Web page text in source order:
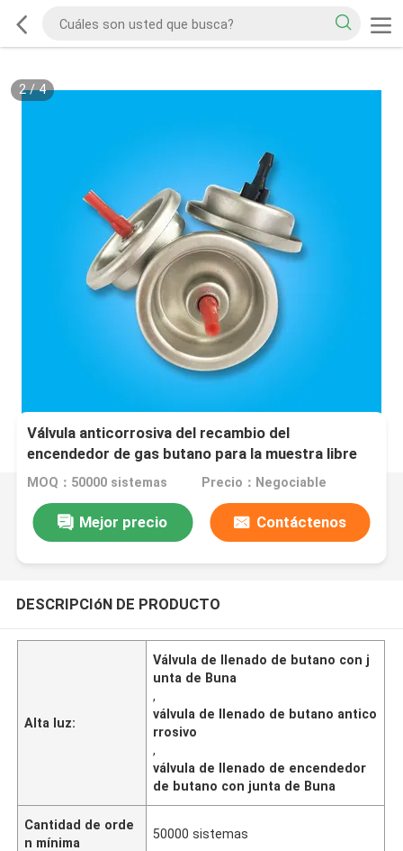
2/4
Válvula anticorrosiva del recambio del
encendedor de gas butano para la muestra libre
de los propósitos industriales
MOQ：50000 sistemas Precio：Negociable
Mejor precio Contáctenos
DESCRIPCIóN DE PRODUCTO
Alta luz:
Válvula de llenado de butano con j
unta de Buna
,
válvula de llenado de butano antico
rrosivo
,
válvula de llenado de encendedor
de butano con junta de Buna
Cantidad de orde
n mínima
50000 sistemas